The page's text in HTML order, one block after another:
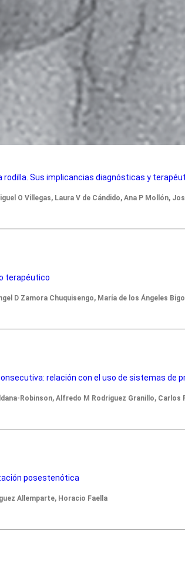
Sus implicancias diagnósticas y
O Villegas, Laura V de Cándido, Ana P Mollón,
terapéutico
D Zamora Chuquisengo, María de los Ángeles
relación con el uso de sistemas de
Robinson, Alfredo M Rodríguez Granillo, Carlos
posestenótica
Allemparte, Horacio Faella